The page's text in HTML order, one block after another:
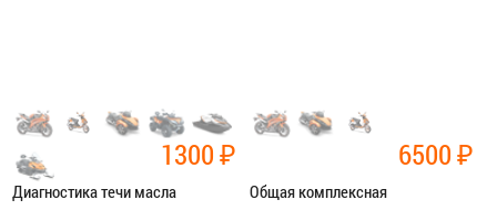
1300₽
Диагностика течи масла
6500₽
Общая комплексная